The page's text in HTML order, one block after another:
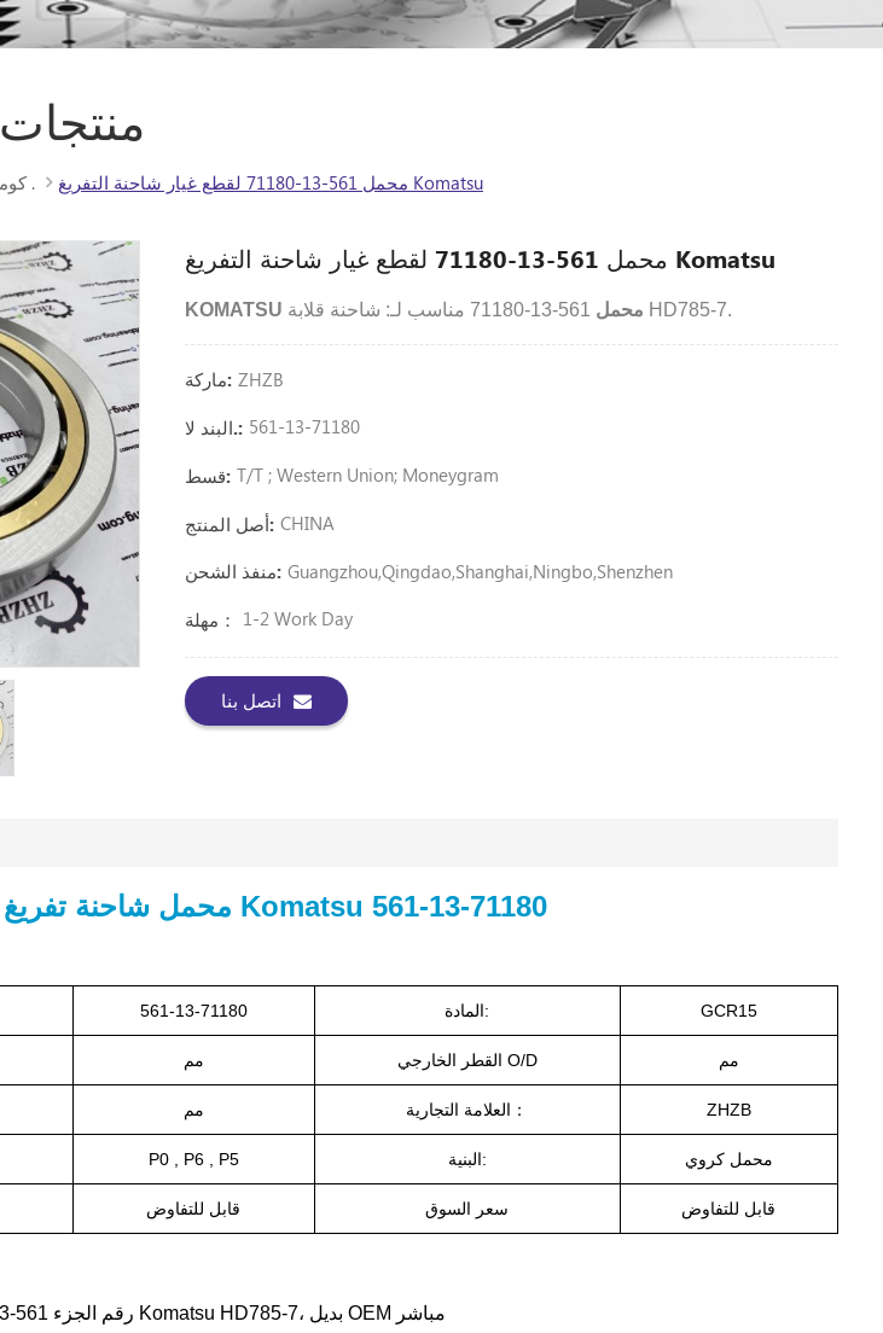
منتجات
كوماتسو . محمل 561-13-71180 لقطع غيار شاحنة التفريغ Komatsu
محمل 561-13-71180 لقطع غيار شاحنة التفريغ Komatsu
KOMATSU محمل 561-13-71180 مناسب لـ: شاحنة قلابة HD785-7.
ماركة: ZHZB
البند لا.: 561-13-71180
قسط: T/T ; Western Union; Moneygram
أصل المنتج: CHINA
منفذ الشحن: Guangzhou,Qingdao,Shanghai,Ningbo,Shenzhen
مهلة： 1-2 Work Day
اتصل بنا
محمل شاحنة تفريغ Komatsu 561-13-71180
561-13-71180 المادة: GCR15
مم القطر الخارجي O/D مم
مم العلامة التجارية： ZHZB
P0 , P6 , P5 البنية: محمل كروي
قابل للتفاوض سعر السوق قابل للتفاوض
رقم الجزء 561-13-71180، مناسب لشاحنة التفريغ Komatsu HD785-7، بديل OEM مباشر